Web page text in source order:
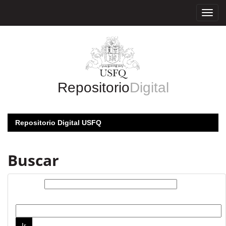
RepositorioDigital
Repositorio Digital USFQ
Buscar